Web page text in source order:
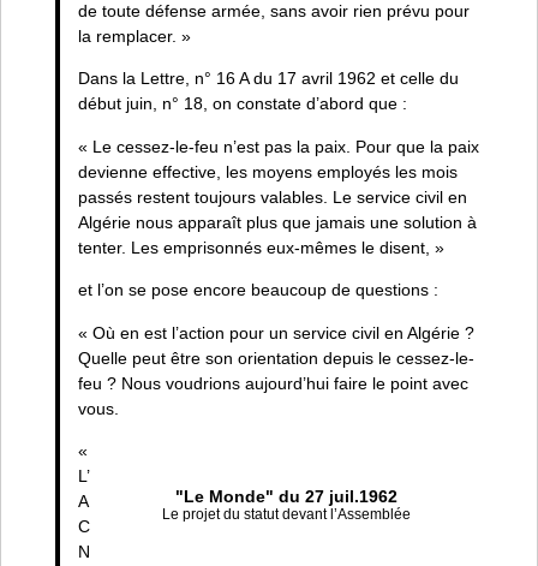
de toute défense armée, sans avoir rien prévu pour
la remplacer. »
Dans la Lettre, n° 16 A du 17 avril 1962 et celle du
début juin, n° 18, on constate d’abord que :
« Le cessez-le-feu n’est pas la paix. Pour que la paix
devienne effective, les moyens employés les mois
passés restent toujours valables. Le service civil en
Algérie nous apparaît plus que jamais une solution à
tenter. Les emprisonnés eux-mêmes le disent, »
et l’on se pose encore beaucoup de questions :
« Où en est l’action pour un service civil en Algérie ?
Quelle peut être son orientation depuis le cessez-le-
feu ? Nous voudrions aujourd’hui faire le point avec
vous.
"Le Monde" du 27 juil.1962
Le projet du statut devant l’Assemblée
«
L’
A
C
N